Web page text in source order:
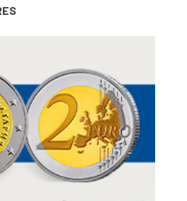
avec un choix prestigieux de
en émissions très limitées.